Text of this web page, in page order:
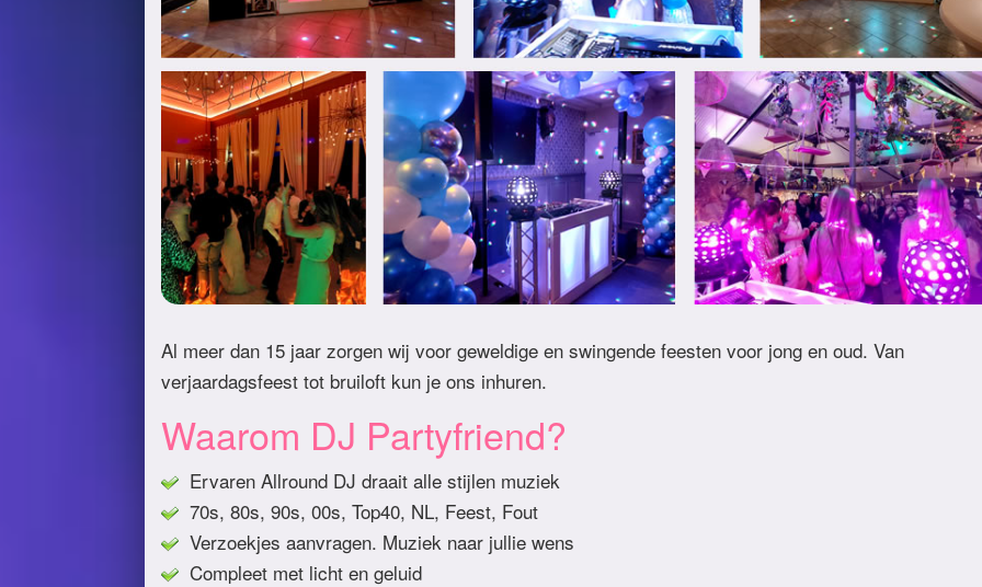
Al meer dan 15 jaar zorgen wij voor geweldige en swingende feesten voor jong en oud. Van
verjaardagsfeest tot bruiloft kun je ons inhuren.
Waarom DJ Partyfriend?
Ervaren Allround DJ draait alle stijlen muziek
70s, 80s, 90s, 00s, Top40, NL, Feest, Fout
Verzoekjes aanvragen. Muziek naar jullie wens
Compleet met licht en geluid